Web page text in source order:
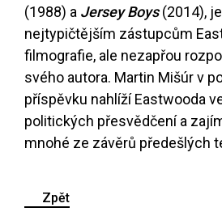
(1988) a Jersey Boys(2014),
nejtypičtějším zástupcům
filmografie, ale nezapřou
svého autora. Martin Mišúr v
příspěvku nahlíží Eastwooda
politických přesvědčení a
mnohé ze závěrů předešlých
Zpět